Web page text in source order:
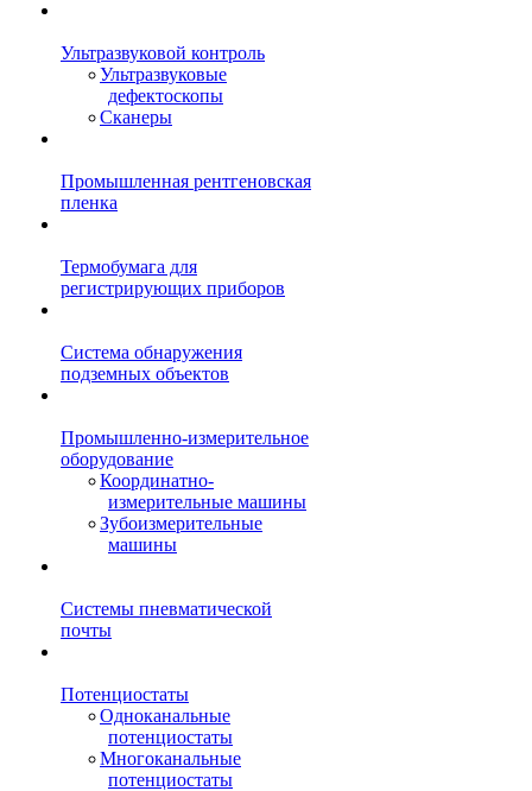
Ультразвуковой контроль
Ультразвуковые
дефектоскопы
Сканеры
Промышленная рентгеновская
пленка
Термобумага для
регистрирующих приборов
Система обнаружения
подземных объектов
Промышленно-измерительное
оборудование
Координатно-
измерительные машины
Зубоизмерительные
машины
Системы пневматической
почты
Потенциостаты
Одноканальные
потенциостаты
Многоканальные
потенциостаты